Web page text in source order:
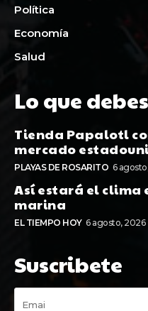
Política
Economía
Salud
Lo que
Tienda Papalotl
mercado
PLAYAS DE ROSARITO 6
Así estará el clima
marina
EL TIEMPO HOY 6 agosto, 2026
Suscribete